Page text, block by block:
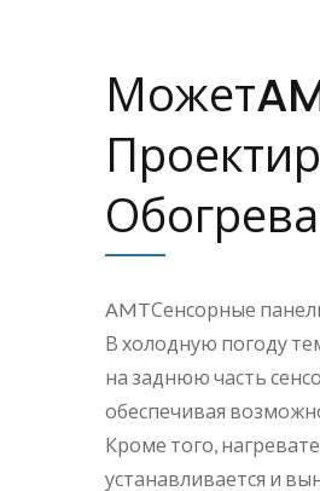
AMTСенсорные
В холодную погоду
на заднюю часть
обеспечивая
Кроме того,
устанавливается и